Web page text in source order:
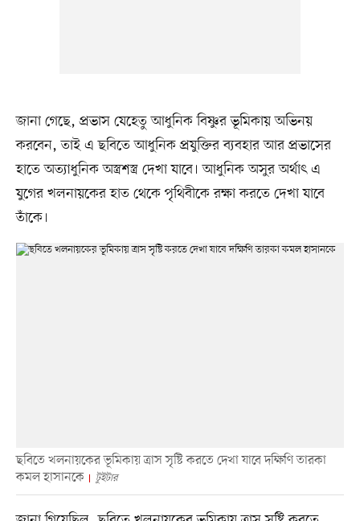
জানা গেছে, প্রভাস যেহেতু আধুনিক বিষ্ণুর ভূমিকায় অভিনয়
করবেন, তাই এ ছবিতে আধুনিক প্রযুক্তির ব্যবহার আর প্রভাসের
হাতে অত্যাধুনিক অস্ত্রশস্ত্র দেখা যাবে। আধুনিক অসুর অর্থাৎ এ
যুগের খলনায়কের হাত থেকে পৃথিবীকে রক্ষা করতে দেখা যাবে
তাঁকে।
ছবিতে খলনায়কের ভূমিকায় ত্রাস সৃষ্টি করতে দেখা যাবে দক্ষিণি তারকা
কমল হাসানকে
টুইটার